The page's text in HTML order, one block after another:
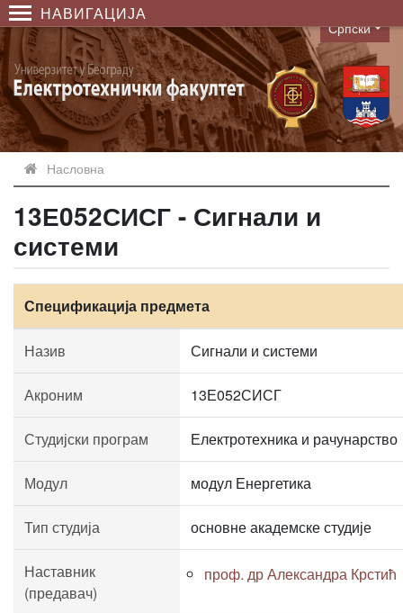
НАВИГАЦИЈА
Language
Српски
Насловна
13Е052СИСГ - Сигнали и
системи
Спецификација предмета
Назив Сигнали и системи
Акроним 13Е052СИСГ
Студијски програм Електротехника и рачунарство
Модул модул Енергетика
Тип студија основне академске студије
Наставник
(предавач)
проф. др Александра Крстић